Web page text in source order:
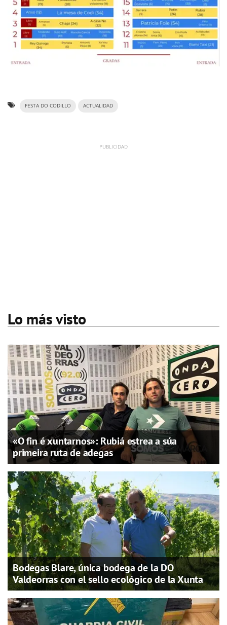
FESTA DO CODILLO ACTUALIDAD
Lo más visto
«O fin é xuntarnos»: Rubiá estrea a súa
primeira ruta de adegas
Bodegas Blare, única bodega de la DO
Valdeorras con el sello ecológico de la Xunta